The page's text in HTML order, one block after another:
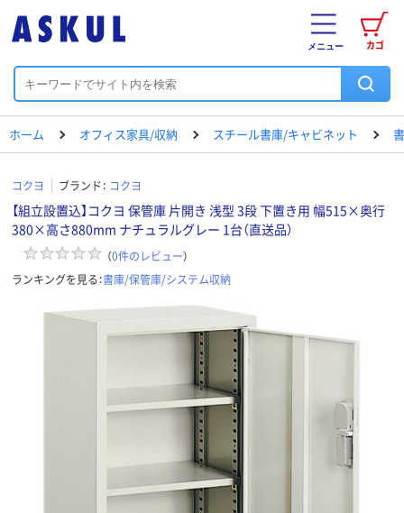
カゴ
メニュー
ホーム オフィス家具/収納 スチール書庫/キャビネット
コクヨ ブランド： コクヨ
【組立設置込】コクヨ 保管庫 片開き 浅型 3段 下置き用 幅515×奥行
380×高さ880mm ナチュラルグレー 1台（直送品）
（0件のレビュー）
ランキングを見る：書庫/保管庫/システム収納